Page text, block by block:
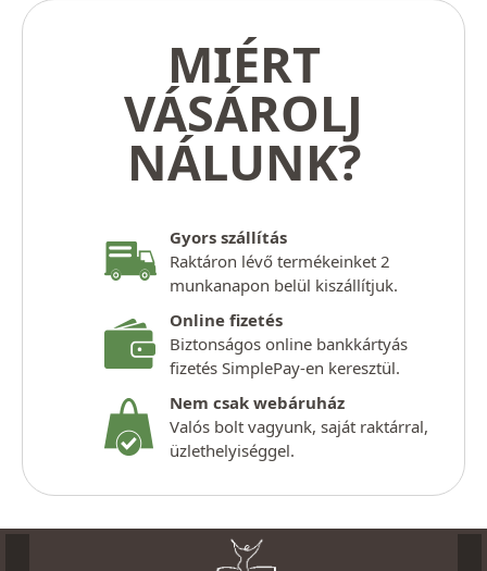
MIÉRT
VÁSÁROLJ
NÁLUNK?
Gyors szállítás
Raktáron lévő termékeinket 2
munkanapon belül kiszállítjuk.
Online fizetés
Biztonságos online bankkártyás
fizetés SimplePay-en keresztül.
Nem csak webáruház
Valós bolt vagyunk, saját raktárral,
üzlethelyiséggel.